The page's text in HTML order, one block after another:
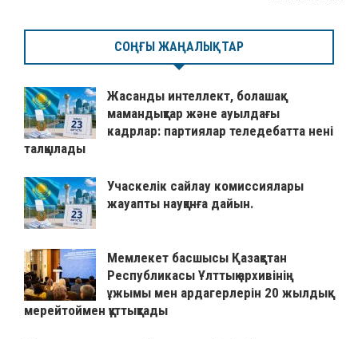
СОҢҒЫ ЖАҢАЛЫҚТАР
Жасанды интеллект, болашақ
мамандықтар және ауылдағы
кадрлар: партиялар теледебатта нені
талқылады
Учаскелік сайлау комиссиялары
жауапты науқанға дайын.
Мемлекет басшысы Қазақстан
Республикасы Ұлттық архивінің
ұжымы мен ардагерлерін 20 жылдық
мерейтоймен құттықтады